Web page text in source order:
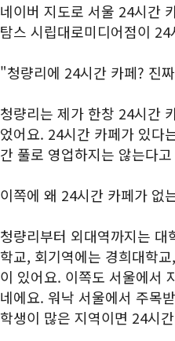
네이버 지도로 서울 24시간
탐스 시립대로미디어점이
"청량리에 24시간 카페? 진
청량리는 제가 한창 24시간
었어요. 24시간 카페가 있다
간 풀로 영업하지는 않는다
이쪽에 왜 24시간 카페가 없
청량리부터 외대역까지는
학교, 회기역에는 경희대학
이 있어요. 이쪽도 서울에서
네에요. 워낙 서울에서 주목
학생이 많은 지역이면 24시